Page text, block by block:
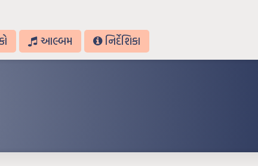
આલ્બમ નિર્દેશિકા